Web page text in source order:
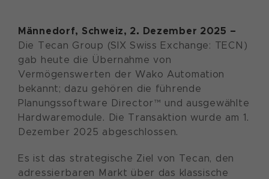
Männedorf, Schweiz, 2. Dezember 2025 –
Die Tecan Group (SIX Swiss Exchange: TECN)
gab heute die Übernahme von
Vermögenswerten der Wako Automation
bekannt; dazu gehören die führende
Planungssoftware Director™ und ausgewählte
Hardwaremodule. Die Transaktion wurde am 1.
Dezember 2025 abgeschlossen.
Es ist das strategische Ziel von Tecan, den
adressierbaren Markt über das klassische